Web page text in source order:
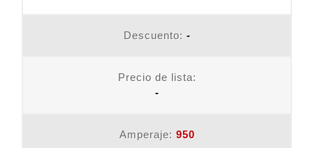
Descuento: -
Precio de lista:
-
Amperaje: 950